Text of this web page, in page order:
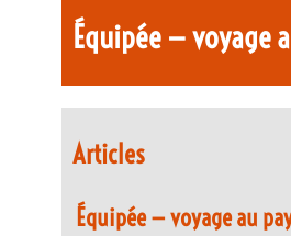
Équipée — voyage
Articles
Équipée — voyage au